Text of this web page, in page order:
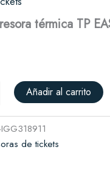
térmica TP
Añadir al carrito
de tickets